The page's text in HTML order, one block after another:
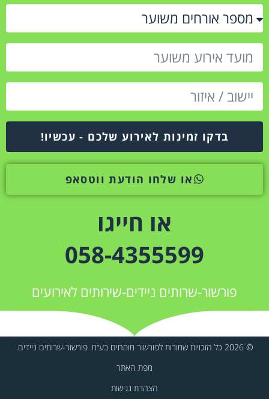
בדקו זמינות לאירוע שלכם - עכשיו!
או שלחו הודעת ווטסאפ
או חייגו
058-4355599
פורשור-שרותים ניידים-שירותים לאירועים
© 2026 כל הזכויות שמורות לפורשור מומחים בע״מ. פורשור-שרותים ניידים.
מפת האתר
הצהרת נגישות